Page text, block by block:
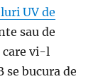
UV de
sau de
care vi-l
bucura de